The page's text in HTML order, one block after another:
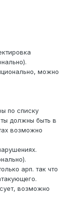
можно
по списку
должны быть в
возможно
арп. так что
возможно